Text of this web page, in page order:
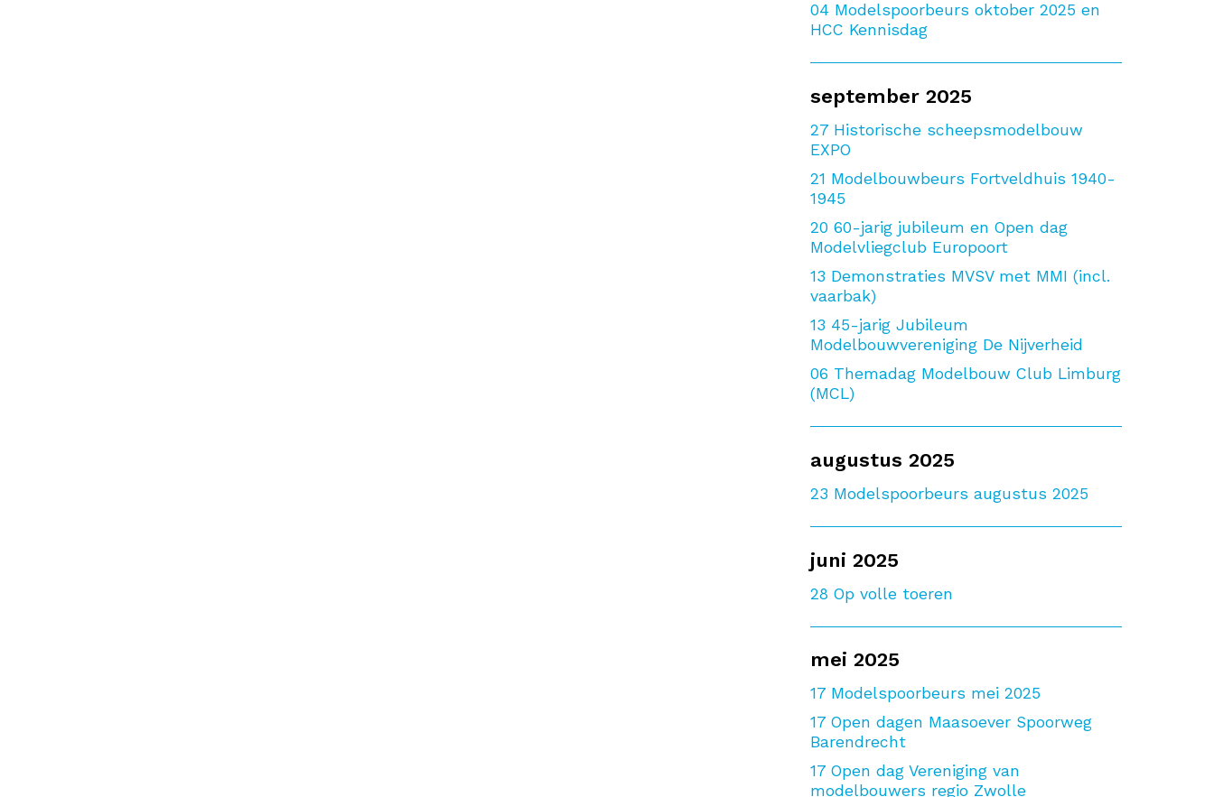
04 Modelspoorbeurs oktober 2025 en
HCC Kennisdag
september 2025
27 Historische scheepsmodelbouw
EXPO
21 Modelbouwbeurs Fortveldhuis 1940-
1945
20 60-jarig jubileum en Open dag
Modelvliegclub Europoort
13 Demonstraties MVSV met MMI (incl.
vaarbak)
13 45-jarig Jubileum
Modelbouwvereniging De Nijverheid
06 Themadag Modelbouw Club Limburg
(MCL)
augustus 2025
23 Modelspoorbeurs augustus 2025
juni 2025
28 Op volle toeren
mei 2025
17 Modelspoorbeurs mei 2025
17 Open dagen Maasoever Spoorweg
Barendrecht
17 Open dag Vereniging van
modelbouwers regio Zwolle